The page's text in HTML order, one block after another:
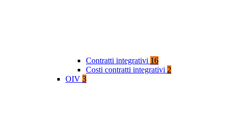
Contratti integrativi 16
Costi contratti integrativi 2
OIV 3